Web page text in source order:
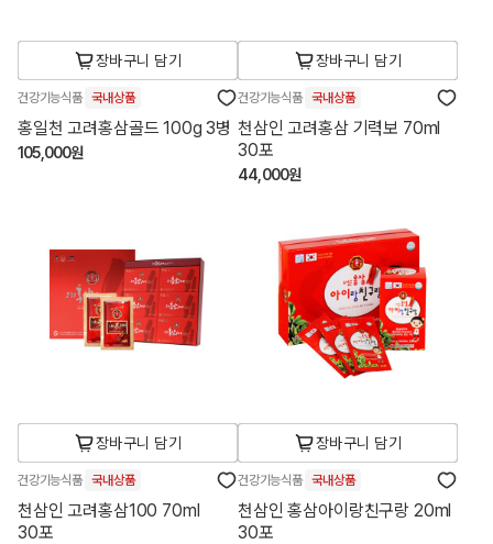
장바구니 담기
건강기능식품 국내상품
홍일천 고려홍삼골드 100g 3병
105,000원
장바구니 담기
건강기능식품 국내상품
천삼인 고려홍삼 기력보 70ml
30포
44,000원
장바구니 담기
건강기능식품 국내상품
천삼인 고려홍삼100 70ml
30포
장바구니 담기
건강기능식품 국내상품
천삼인 홍삼아이랑친구랑 20ml
30포